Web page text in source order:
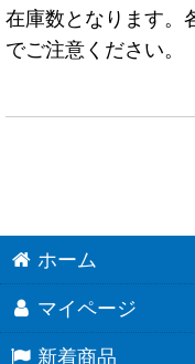
在庫数となります。
でご注意ください。
ホーム
マイページ
新着商品